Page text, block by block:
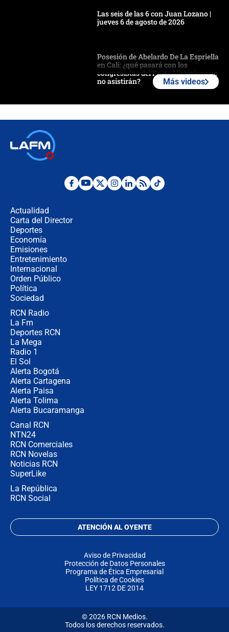
Las seis de las 6 con Juan Lozano |
jueves 6 de agosto de 2026
Posesión de Abelardo De La Espriella
en Cali: ¿qué pasará con los
congresistas del Pacto Histórico que
no asistirán?
¿Por qué De la Espriella gobernará
Más videos
Actualidad
Carta del Director
Deportes
Economía
Emisiones
Entretenimiento
Internacional
Orden Público
Política
Sociedad
RCN Radio
La Fm
Deportes RCN
La Mega
Radio 1
El Sol
Alerta Bogotá
Alerta Cartagena
Alerta Paisa
Alerta Tolima
Alerta Bucaramanga
Canal RCN
NTN24
RCN Comerciales
RCN Novelas
Noticias RCN
SuperLike
La República
RCN Social
ATENCIÓN AL OYENTE
Aviso de Privacidad
Protección de Datos Personales
Programa de Ética Empresarial
Política de Cookies
LEY 1712 DE 2014
© 2026 RCN Medios.
Todos los derechos reservados.